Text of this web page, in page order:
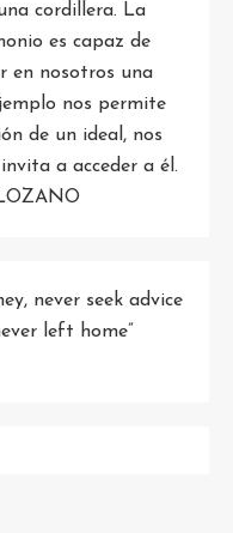
cordillera. La
es capaz de
en nosotros una
nos permite
de un ideal, nos
a acceder a él.
never seek advice
left home”